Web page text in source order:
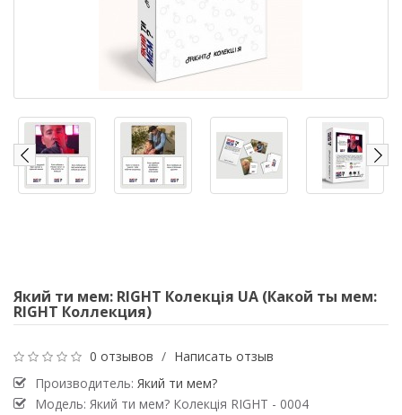
Який ти мем: RIGHT Колекція UA (Какой ты мем:
RIGHT Коллекция)
0 отзывов / Написать отзыв
Производитель: Який ти мем?
Модель: Який ти мем? Колекція RIGHT - 0004